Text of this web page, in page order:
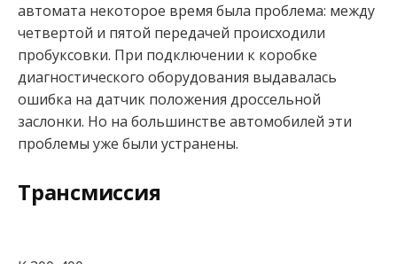
автомата некоторое время была проблема: между
четвертой и пятой передачей происходили
пробуксовки. При подключении к коробке
диагностического оборудования выдавалась
ошибка на датчик положения дроссельной
заслонки. Но на большинстве автомобилей эти
проблемы уже были устранены.
Трансмиссия